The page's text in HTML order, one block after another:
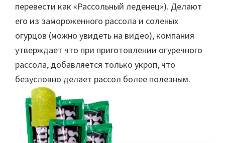
перевести как «Рассольный леденец»). Делают
его из замороженного рассола и соленых
огурцов (можно увидеть на видео), компания
утверждает что при приготовлении огуречного
рассола, добавляется только укроп, что
безусловно делает рассол более полезным.